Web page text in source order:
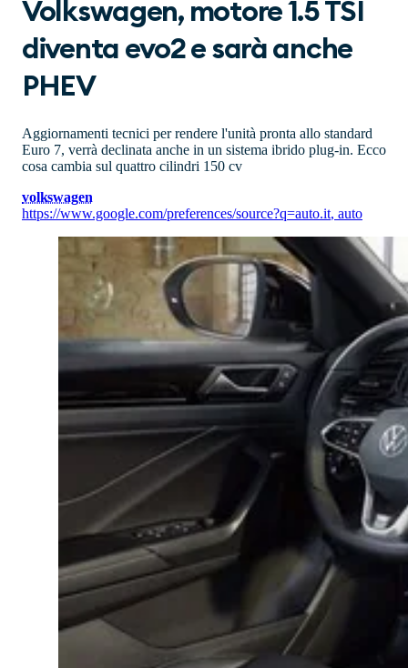
Volkswagen, motore 1.5 TSI
diventa evo2 e sarà anche
PHEV
Aggiornamenti tecnici per rendere l'unità pronta allo standard
Euro 7, verrà declinata anche in un sistema ibrido plug-in. Ecco
cosa cambia sul quattro cilindri 150 cv
volkswagen
https://www.google.com/preferences/source?q=auto.it, auto